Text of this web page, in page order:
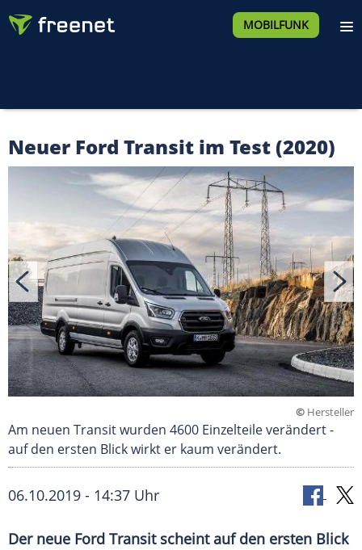
MOBILFUNK
Neuer Ford Transit im Test (2020)
© Hersteller
Am neuen Transit wurden 4600 Einzelteile verändert -
auf den ersten Blick wirkt er kaum verändert.
06.10.2019 - 14:37 Uhr
Der neue Ford Transitscheint auf den ersten Blick